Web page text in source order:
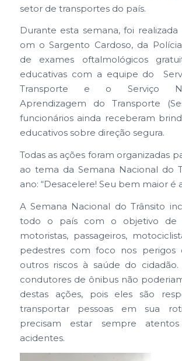
setor de transportes do país.
Durante esta semana, foi
om o Sargento Cardoso, da
de exames oftalmológicos
educativas com a equipe do
Transporte e o Serviço
Aprendizagem do Transporte
funcionários ainda receberam
educativos sobre direção segura.
Todas as ações foram organizadas
ao tema da Semana Nacional do
ano: “Desacelere! Seu bem maior é
A Semana Nacional do Trânsito
todo o país com o objetivo de
motoristas, passageiros,
pedestres com foco nos perigos
outros riscos à saúde do
condutores de ônibus não
destas ações, pois eles são
transportar pessoas em sua
precisam estar sempre
acidentes.